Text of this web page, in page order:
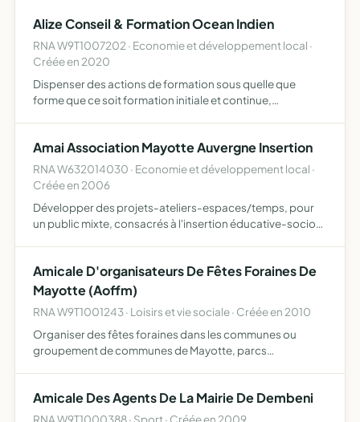
Alize Conseil & Formation Ocean Indien
RNA W9T1007202 · Economie et développement local ·
Créée en 2020
Dispenser des actions de formation sous quelle que
forme que ce soit formation initiale et continue,
favorisant leur…
Amai Association Mayotte Auvergne Insertion
RNA W632014030 · Economie et développement local ·
Créée en 2006
Développer des projets-ateliers-espaces/temps, pour
un public mixte, consacrés à l'insertion éducative-socio
celui…
Amicale D'organisateurs De Fêtes Foraines De
Mayotte (Aoffm)
RNA W9T1001243 · Loisirs et vie sociale · Créée en 2010
Organiser des fêtes foraines dans les communes ou
groupement de communes de Mayotte, parcs
Amicale Des Agents De La Mairie De Dembeni
RNA W9T1000388 · Sport · Créée en 2009